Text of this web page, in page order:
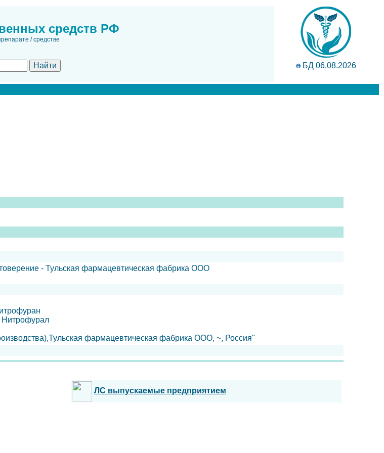
средств РФ
/ средстве
БД 06.08.2026
- Тульская фармацевтическая фабрика ООО
Нитрофурал
фармацевтическая фабрика ООО, ~, Россия"
ЛС выпускаемые предприятием